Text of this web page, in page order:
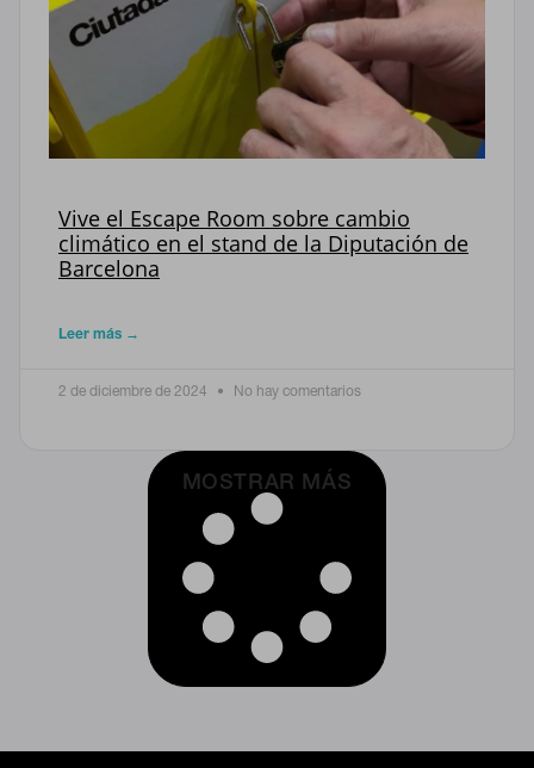
Vive el Escape Room sobre cambio
climático en el stand de la Diputación de
Barcelona
Leer más →
2 de diciembre de 2024 No hay comentarios
MOSTRAR MÁS